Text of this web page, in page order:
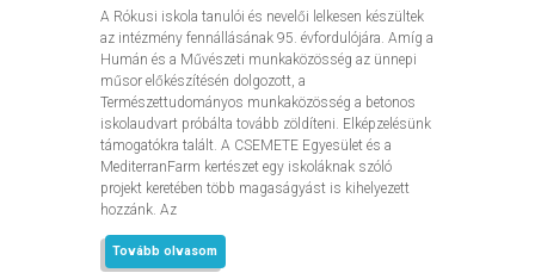
A Rókusi iskola tanulói és nevelői lelkesen készültek
az intézmény fennállásának 95. évfordulójára. Amíg a
Humán és a Művészeti munkaközösség az ünnepi
műsor előkészítésén dolgozott, a
Természettudományos munkaközösség a betonos
iskolaudvart próbálta tovább zöldíteni. Elképzelésünk
támogatókra talált. A CSEMETE Egyesület és a
MediterranFarm kertészet egy iskoláknak szóló
projekt keretében több magaságyást is kihelyezett
hozzánk. Az
Tovább olvasom